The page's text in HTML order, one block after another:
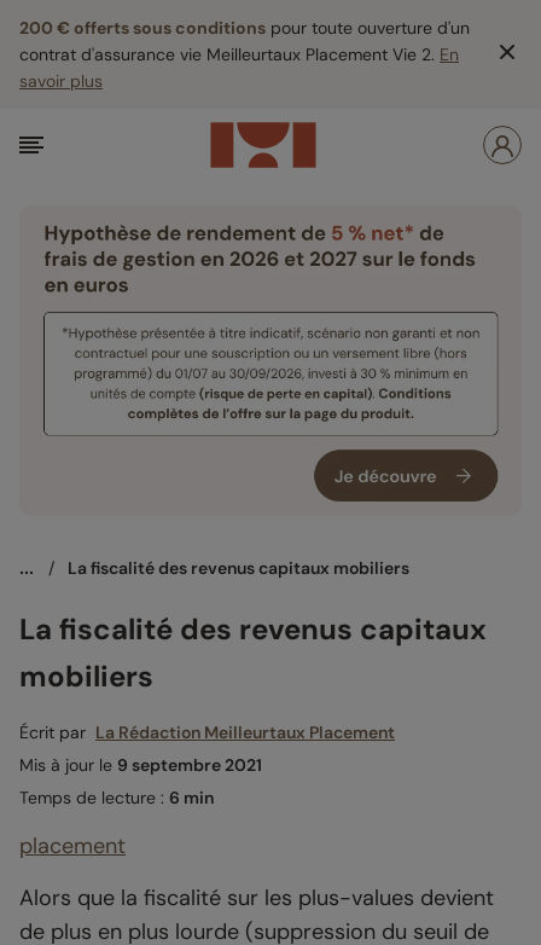
200 € offerts sous conditions pour toute ouverture d'un
contrat d'assurance vie Meilleurtaux Placement Vie 2. En
savoir plus
... / La fiscalité des revenus capitaux mobiliers
La fiscalité des revenus capitaux
mobiliers
Écrit par La Rédaction Meilleurtaux Placement
Mis à jour le 9 septembre 2021
Temps de lecture : 6 min
placement
Alors que la fiscalité sur les plus-values devient
de plus en plus lourde (suppression du seuil de